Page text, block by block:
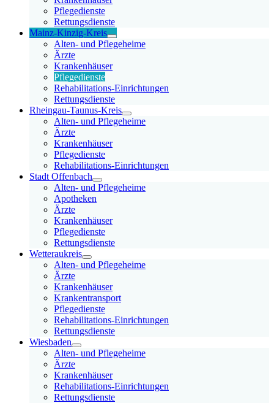
Pflegedienste
Rettungsdienste
Mainz-Kinzig-Kreis
Alten- und Pflegeheime
Ärzte
Krankenhäuser
Pflegedienste
Rehabilitations-Einrichtungen
Rettungsdienste
Rheingau-Taunus-Kreis
Alten- und Pflegeheime
Ärzte
Krankenhäuser
Pflegedienste
Rehabilitations-Einrichtungen
Stadt Offenbach
Alten- und Pflegeheime
Apotheken
Ärzte
Krankenhäuser
Pflegedienste
Rettungsdienste
Wetteraukreis
Alten- und Pflegeheime
Ärzte
Krankenhäuser
Krankentransport
Pflegedienste
Rehabilitations-Einrichtungen
Rettungsdienste
Wiesbaden
Alten- und Pflegeheime
Ärzte
Krankenhäuser
Rehabilitations-Einrichtungen
Rettungsdienste